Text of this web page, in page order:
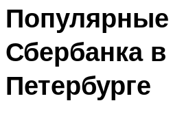
Популярные
Сбербанка
Петербурге